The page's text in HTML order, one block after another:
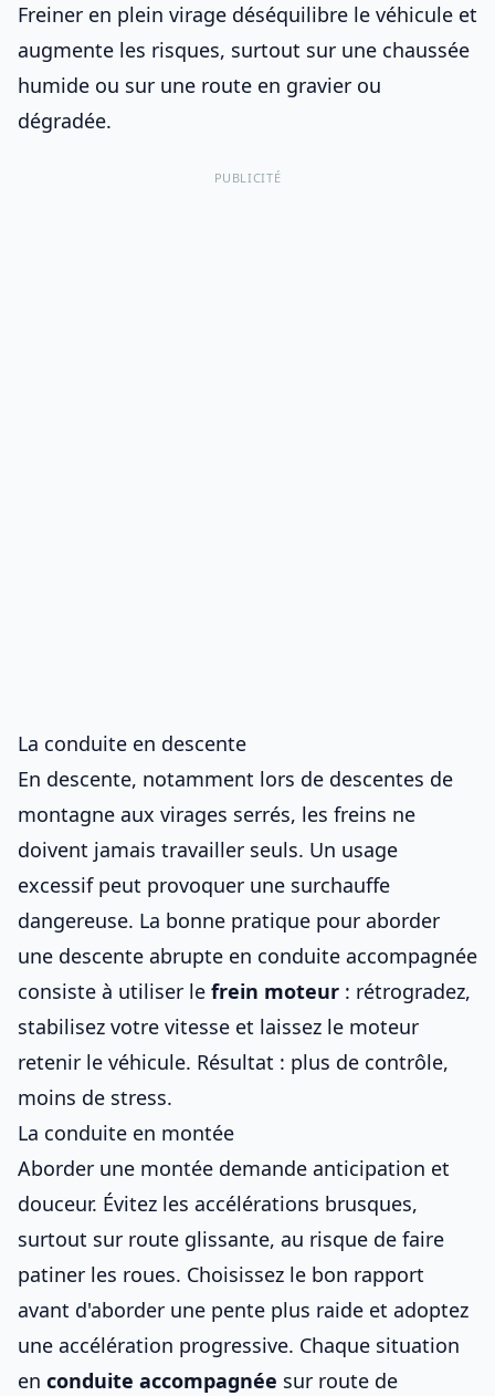
Freiner en plein virage déséquilibre le véhicule et
augmente les risques, surtout sur une chaussée
humide ou sur une route en gravier ou
dégradée.
PUBLICITÉ
La conduite en descente
En descente, notamment lors de descentes de
montagne aux virages serrés, les freins ne
doivent jamais travailler seuls. Un usage
excessif peut provoquer une surchauffe
dangereuse. La bonne pratique pour aborder
une descente abrupte en conduite accompagnée
consiste à utiliser le frein moteur : rétrogradez,
stabilisez votre vitesse et laissez le moteur
retenir le véhicule. Résultat : plus de contrôle,
moins de stress.
La conduite en montée
Aborder une montée demande anticipation et
douceur. Évitez les accélérations brusques,
surtout sur route glissante, au risque de faire
patiner les roues. Choisissez le bon rapport
avant d'aborder une pente plus raide et adoptez
une accélération progressive. Chaque situation
en conduite accompagnée sur route de